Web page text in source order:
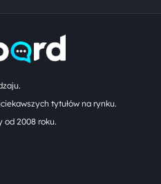
tytułów na rynku.
od 2008 roku.